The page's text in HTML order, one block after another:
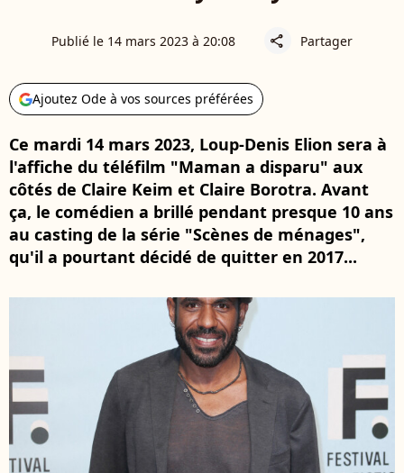
Publié le 14 mars 2023 à 20:08 share Partager
Ajoutez Ode à vos sources préférées
Ce mardi 14 mars 2023, Loup-Denis Elion sera à
l'affiche du téléfilm "Maman a disparu" aux
côtés de Claire Keim et Claire Borotra. Avant
ça, le comédien a brillé pendant presque 10 ans
au casting de la série "Scènes de ménages",
qu'il a pourtant décidé de quitter en 2017...